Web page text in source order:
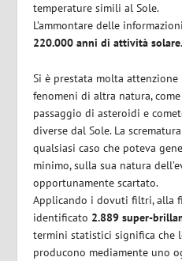
temperature simili al Sole.
L’ammontare delle
220.000 anni di attività solare.
Si è prestata molta attenzione
fenomeni di altra natura,
passaggio di asteroidi e
diverse dal Sole. La
qualsiasi caso che poteva
minimo, sulla sua natura
opportunamente scartato.
Applicando i dovuti filtri, alla
identificato 2.889 super-
termini statistici significa che
producono mediamente uno